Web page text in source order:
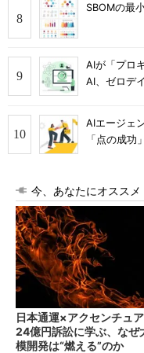
SBOMの最
AIが「プロ
AI、ゼロデ
AIエージェ
「点の成功
今、あなたにオススメ
日本通運×アクセンチュ
24億円訴訟に学ぶ、なぜ
模開発は“燃える”のか